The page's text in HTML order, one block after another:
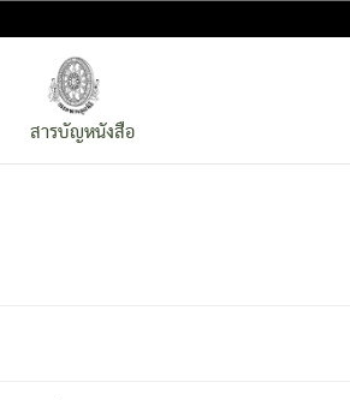
สารบัญหนังสือ
ามเสียดแทง) นั้นโดยความเป็นตัวเป็นตน
โดยประการอื่นจากที่เขาสำคัญนั้น
ที่มันเป็นอยู่จริง) จึงได้เพลิดเพลินยิ่งนักในภ
งใดสิ่งนั้นเป็นทุกข์